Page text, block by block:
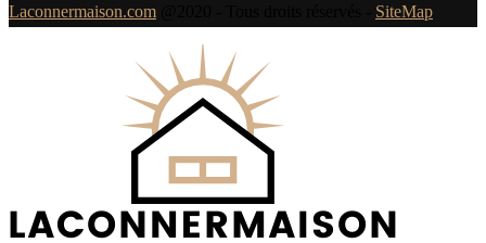
Laconnermaison.com SiteMap